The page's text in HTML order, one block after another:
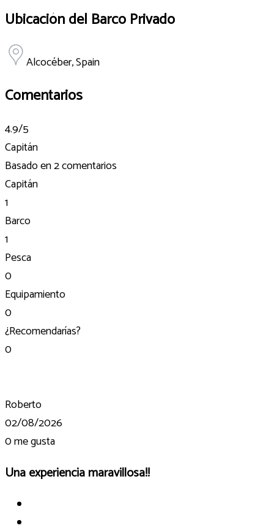
Ubicación del Barco Privado
Alcocéber, Spain
Comentarios
4.9/5
Capitán
Basado en2 comentarios
Capitán
1
Barco
1
Pesca
0
Equipamiento
0
¿Recomendarías?
0
Roberto
02/08/2026
0me gusta
Una experiencia maravillosa!!